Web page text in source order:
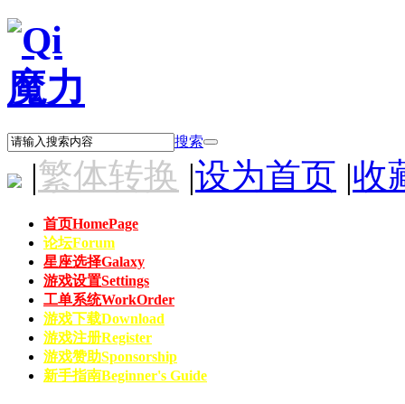
搜索
|繁体转换 |设为首页 |收
首页HomePage
论坛Forum
星座选择Galaxy
游戏设置Settings
工单系统WorkOrder
游戏下载Download
游戏注册Register
游戏赞助Sponsorship
新手指南Beginner's Guide